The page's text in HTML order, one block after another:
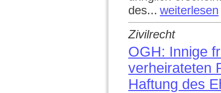
des... weiterlesen
Zivilrecht
OGH: Innige
verheirateten
Haftung des